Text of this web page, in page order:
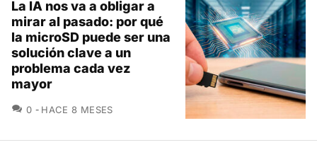
La IA nos va a obligar a
mirar al pasado: por qué
la microSD puede ser una
solución clave a un
problema cada vez
mayor
0 COMENTARIOS
HACE 8 MESES